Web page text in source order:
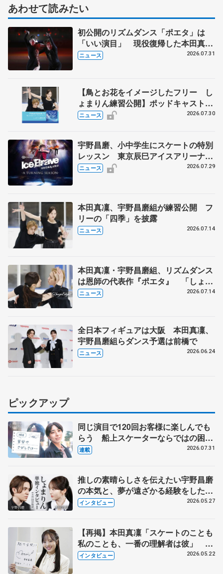
あわせて読みたい
初公開のリズムダンス「ポエタ」は
「いい演目」 現役復帰した本田真
凜、宇野昌磨組がアイスショー
ニュース 2026.07.31
【鳥とお花をイメージしたフリー し
ょまりん練習公開】ポッドキャスト
#75を配信
ニュース 2026.07.30
宇野昌磨、小中学生にスケートの特別
レッスン 東京辰巳アイスアリーナ
で、「Ice Brave -A TURNING
ニュース 2026.07.29
本田真凜、宇野昌磨組が練習公開 フ
リーの「四季」を披露
ニュース 2026.07.14
本田真凜・宇野昌磨組、リズムダンス
は恩師の代表作『ポエタ』 「しょま
りん」今季はステファン・ランビエル
ニュース 2026.07.14
全日本フィギュアは大阪 本田真凜、
宇野昌磨組らダンス予選は前橋で
ニュース 2026.06.24
ピックアップ
同じ演目で120回お客様に楽しんでも
らう 船上スケーターならではの困難
とは 影響あったPIW前キャプテン松
連載 2026.07.31
推しの素晴らしさを伝えたい宇野昌磨
の本気と、夢が遠ざかる経験をした本
田真凜の覚悟
インタビュー 2026.05.27
【再掲】本田真凜「スケートのことも
私のことも、一番の理解者は彼」 引
退時の単独インタビューで語った競技
インタビュー 2026.05.22